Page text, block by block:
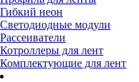
Гибкий неон
Светодиодные модули
Рассеиватели
Котроллеры для лент
Комплектующие для лент